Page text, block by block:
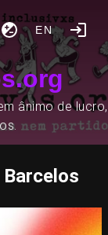
EN
ânimo de lucro,